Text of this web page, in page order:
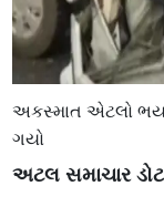
અકસ્માત એટલો
ગયો
અટલ સમાચાર